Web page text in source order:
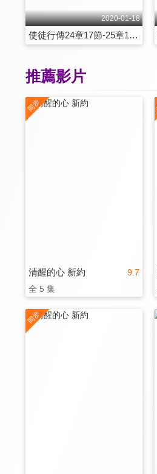
2020-01-18
使徒行傳24章17節-25章11節
推薦影片
9.7
清醒的心 新約
全 5 集